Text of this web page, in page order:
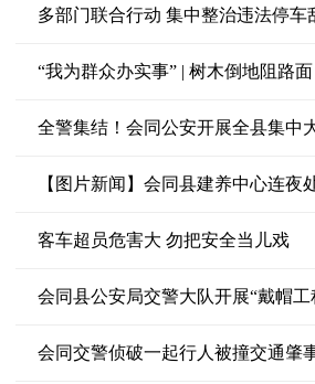
多部门联合行动 集中整治违法停车
“我为群众办实事” | 树木倒地阻路
全警集结！会同公安开展全县集中
【图片新闻】会同县建养中心连夜
客车超员危害大 勿把安全当儿戏
会同县公安局交警大队开展“戴帽
会同交警侦破一起行人被撞交通肇